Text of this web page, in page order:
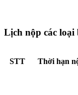
Lịch nộp các loại
STT Thời hạn